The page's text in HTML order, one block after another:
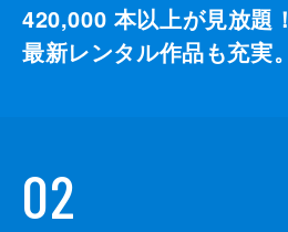
420,000 本以上が見放題！
最新レンタル作品も充実。
02